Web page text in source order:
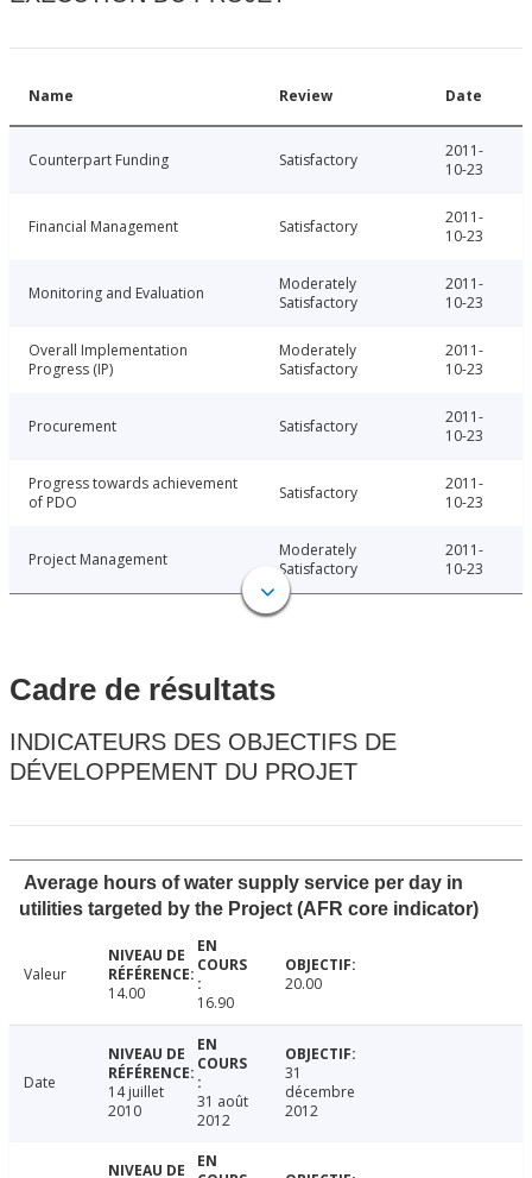
Name Review Date
Counterpart Funding Satisfactory
2011-
10-23
Financial Management Satisfactory
2011-
10-23
Monitoring and Evaluation
Moderately
Satisfactory
2011-
10-23
Overall Implementation
Progress (IP)
Moderately
Satisfactory
2011-
10-23
Procurement Satisfactory
2011-
10-23
Progress towards achievement
of PDO
Satisfactory
2011-
10-23
Project Management
Moderately
Satisfactory
2011-
10-23
Cadre de résultats
INDICATEURS DES OBJECTIFS DE
DÉVELOPPEMENT DU PROJET
Average hours of water supply service per day in
utilities targeted by the Project (AFR core indicator)
Valeur
14.00
16.90
20.00
Date
14 juillet
2010
31 août
2012
31
décembre
2012